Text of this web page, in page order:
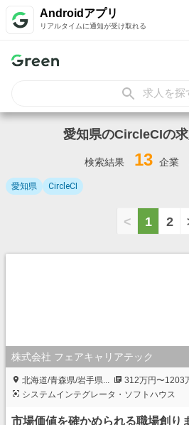
Androidアプリ
リアルタイムに通知が受け取れる
求人を探
愛知県のCircleCIの
検索結果 13 企業
愛知県 CircleCI
< 1 2
株式会社 フェアキャリアテック
北海道/青森県/岩手県...
312万円〜1203
システムインテグレータ・ソフトハウス
市場価値を確かめられる職場創り